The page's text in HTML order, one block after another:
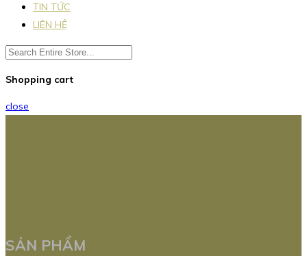
TIN TỨC
LIÊN HỆ
Shopping cart
close
SẢN PHẨM